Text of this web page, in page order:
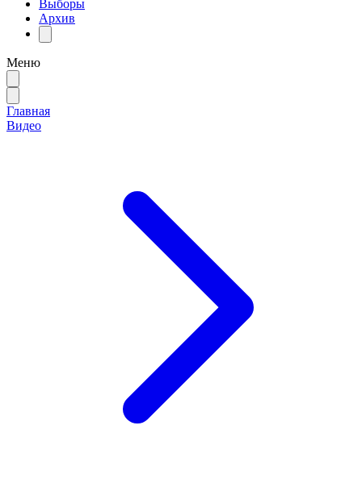
Выборы
Архив
Меню
Главная
Видео